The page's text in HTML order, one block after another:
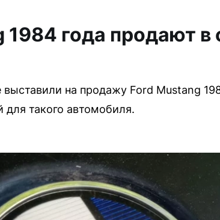
1984 года продают
на продажу Ford Mustang
для такого автомобиля.